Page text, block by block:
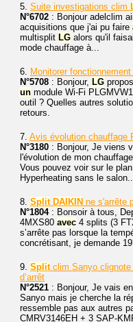
5. Suite investigations clim
N°6702 : Bonjour adelclim
acquisitions que j'ai pu faire
multisplit LG alors qu'il
mode chauffage à...
6. Monitorer
N°5708 : Bonjour, LG
un module Wi-Fi
outil ? Quelles autres
retours.
7. Avis évolution chauffage
N°3180 : Bonjour, Je viens
l'évolution de mon
Vous pouvez voir sur le
Hyperheating sans le salon....
8. Split DAIKIN ne s'arrête
N°1804: Bonsoir à tous,
4MXS80 avec 4 splits (3
s’arrête pas lorsque la
concrétisant, je demande
9. Split clim Sanyo
d’arrêt
N°2521 : Bonjour, Je vais
Sanyo mais je cherche la
ressemble pas aux autres
CMRV3146EH + 3 SAP-